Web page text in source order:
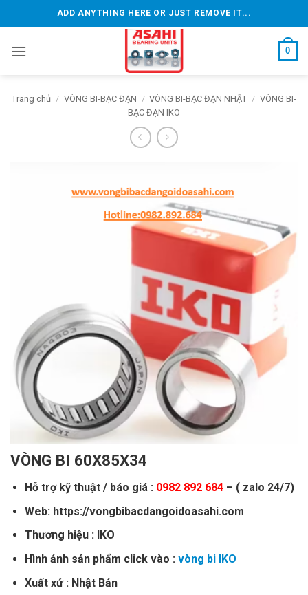
qua
dung
ADD ANYTHING HERE OR JUST REMOVE IT...
0
Trang chủ / VÒNG BI-BẠC ĐẠN / VÒNG BI-BẠC ĐẠN NHẬT / VÒNG BI-
BẠC ĐẠN IKO
VÒNG BI 60X85X34
Hỗ trợ kỹ thuật / báo giá : 0982 892 684– ( zalo 24/7)
Web: https://vongbibacdangoidoasahi.com
Thương hiệu : IKO
Hình ảnh sản phẩm click vào : vòng bi IKO
Xuất xứ : Nhật Bản